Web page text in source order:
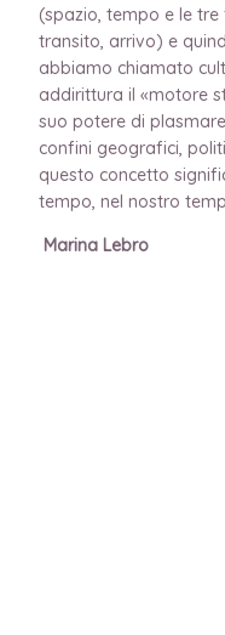
(spazio, tempo e le
transito, arrivo) e
abbiamo chiamato
addirittura il «motore
suo potere di
confini geografici,
questo concetto
tempo, nel nostro
Marina Lebro